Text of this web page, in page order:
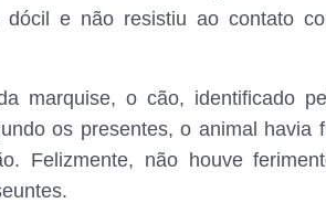
e não resistiu ao contato
marquise, o cão, identificado
os presentes, o animal havia
Felizmente, não houve